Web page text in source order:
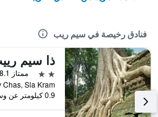
فنادق رخيصة في سيم ريب
2 نجمتين
ممتاز 8.1
0.9 كيلومتر عن وسط المدينة